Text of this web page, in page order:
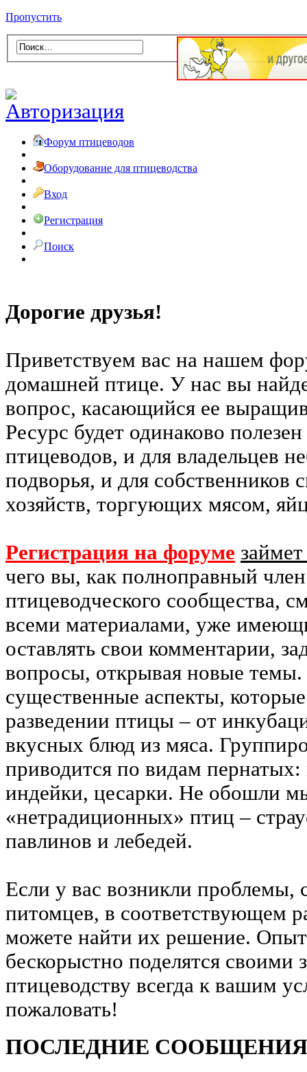
Пропустить
Форум птицеводов
Оборудование для птицеводства
Вход
Регистрация
Поиск
Дорогие друзья!
Приветствуем вас на нашем
домашней птице. У нас вы
вопрос, касающийся ее
Ресурс будет одинаково
птицеводов, и для владельцев
подворья, и для собственников
хозяйств, торгующих мясом,
Регистрация на форуме
чего вы, как полноправный
птицеводческого сообщества,
всеми материалами, уже
оставлять свои комментарии,
вопросы, открывая новые
существенные аспекты,
разведении птицы – от
вкусных блюд из мяса.
приводится по видам
индейки, цесарки. Не обошли
«нетрадиционных» птиц –
павлинов и лебедей.
Если у вас возникли проблемы,
питомцев, в соответствующем
можете найти их решение.
бескорыстно поделятся
птицеводству всегда к вашим
пожаловать!
ПОСЛЕДНИЕ